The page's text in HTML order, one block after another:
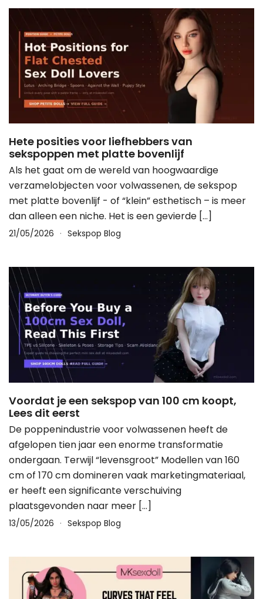
Hete posities voor liefhebbers van
sekspoppen met platte bovenlijf
Als het gaat om de wereld van hoogwaardige
verzamelobjecten voor volwassenen, de sekspop
met platte bovenlijf - of “klein” esthetisch – is meer
dan alleen een niche. Het is een gevierde […]
21/05/2026 Sekspop Blog
Voordat je een sekspop van 100 cm koopt,
Lees dit eerst
De poppenindustrie voor volwassenen heeft de
afgelopen tien jaar een enorme transformatie
ondergaan. Terwijl “levensgroot” Modellen van 160
cm of 170 cm domineren vaak marketingmateriaal,
er heeft een significante verschuiving
plaatsgevonden naar meer […]
13/05/2026 Sekspop Blog